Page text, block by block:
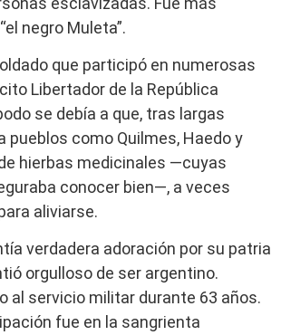
negro Muleta”.
que participó en numerosas
Libertador de la República
se debía a que, tras largas
pueblos como Quilmes, Haedo y
hierbas medicinales —cuyas
conocer bien—, a veces
aliviarse.
verdadera adoración por su patria
orgulloso de ser argentino.
al servicio militar durante 63 años.
fue en la sangrienta